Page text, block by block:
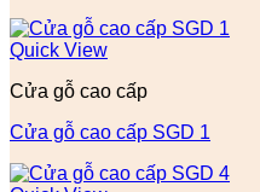
Quick View
Cửa gỗ cao cấp
Cửa gỗ cao cấp SGD 1